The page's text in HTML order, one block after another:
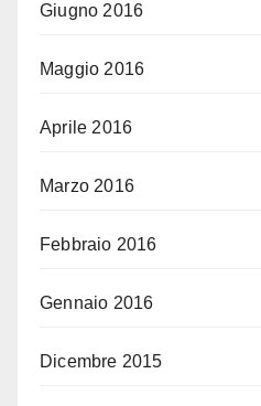
Giugno 2016
Maggio 2016
Aprile 2016
Marzo 2016
Febbraio 2016
Gennaio 2016
Dicembre 2015